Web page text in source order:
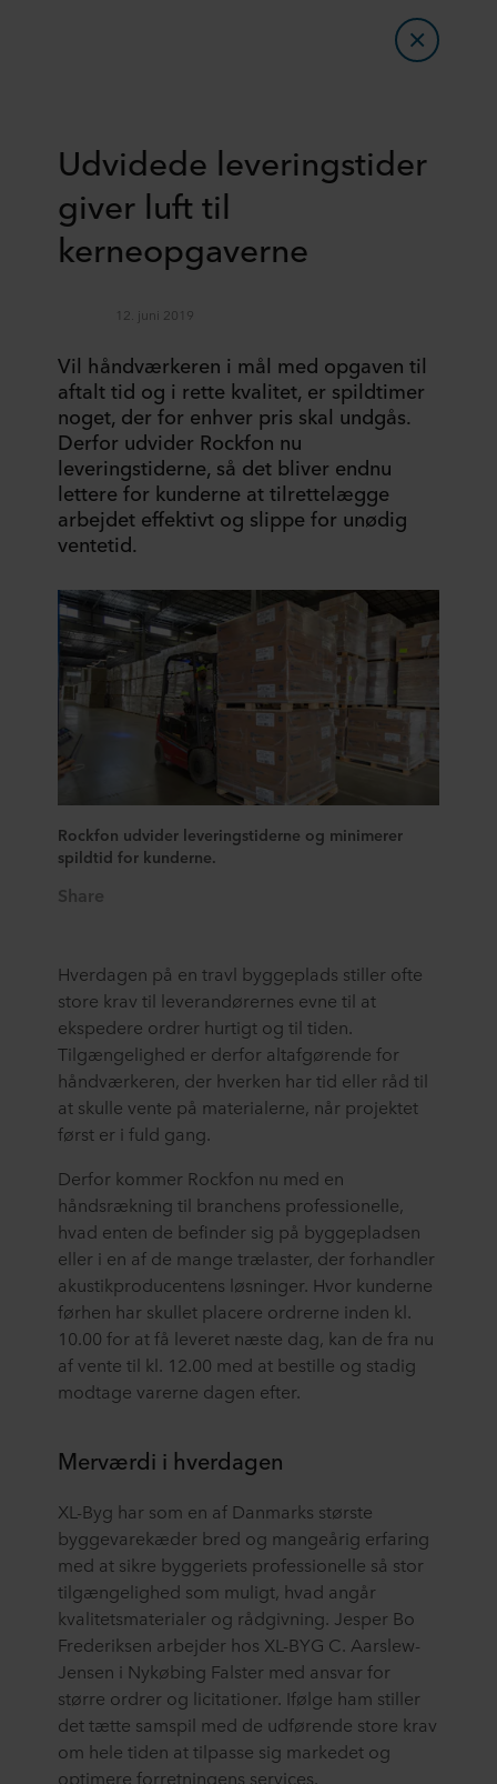
Udvidede leveringstider
giver luft til
kerneopgaverne
12. juni 2019
Vil håndværkeren i mål med opgaven til
aftalt tid og i rette kvalitet, er spildtimer
noget, der for enhver pris skal undgås.
Derfor udvider Rockfon nu
leveringstiderne, så det bliver endnu
lettere for kunderne at tilrettelægge
arbejdet effektivt og slippe for unødig
ventetid.
Rockfon udvider leveringstiderne og minimerer
spildtid for kunderne.
Share
Hverdagen på en travl byggeplads stiller ofte
store krav til leverandørernes evne til at
ekspedere ordrer hurtigt og til tiden.
Tilgængelighed er derfor altafgørende for
håndværkeren, der hverken har tid eller råd til
at skulle vente på materialerne, når projektet
først er i fuld gang.
Derfor kommer Rockfon nu med en
håndsrækning til branchens professionelle,
hvad enten de befinder sig på byggepladsen
eller i en af de mange trælaster, der forhandler
akustikproducentens løsninger. Hvor kunderne
førhen har skullet placere ordrerne inden kl.
10.00 for at få leveret næste dag, kan de fra nu
af vente til kl. 12.00 med at bestille og stadig
modtage varerne dagen efter.
Merværdi i hverdagen
XL-Byg har som en af Danmarks største
byggevarekæder bred og mangeårig erfaring
med at sikre byggeriets professionelle så stor
tilgængelighed som muligt, hvad angår
kvalitetsmaterialer og rådgivning. Jesper Bo
Frederiksen arbejder hos XL-BYG C. Aarslew-
Jensen i Nykøbing Falster med ansvar for
større ordrer og licitationer. Ifølge ham stiller
det tætte samspil med de udførende store krav
om hele tiden at tilpasse sig markedet og
optimere forretningens services.